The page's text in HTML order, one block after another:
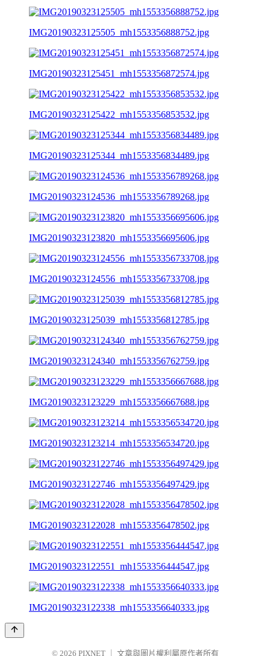
IMG20190323125505_mh1553356888752.jpg
IMG20190323125451_mh1553356872574.jpg
IMG20190323125422_mh1553356853532.jpg
IMG20190323125344_mh1553356834489.jpg
IMG20190323124536_mh1553356789268.jpg
IMG20190323123820_mh1553356695606.jpg
IMG20190323124556_mh1553356733708.jpg
IMG20190323125039_mh1553356812785.jpg
IMG20190323124340_mh1553356762759.jpg
IMG20190323123229_mh1553356667688.jpg
IMG20190323123214_mh1553356534720.jpg
IMG20190323122746_mh1553356497429.jpg
IMG20190323122028_mh1553356478502.jpg
IMG20190323122551_mh1553356444547.jpg
IMG20190323122338_mh1553356640333.jpg
© 2026 PIXNET 文章與圖片權利屬原作者所有